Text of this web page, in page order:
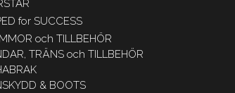
for SUCCESS
och TILLBEHÖR
TRÄNS och TILLBEHÖR
& BOOTS